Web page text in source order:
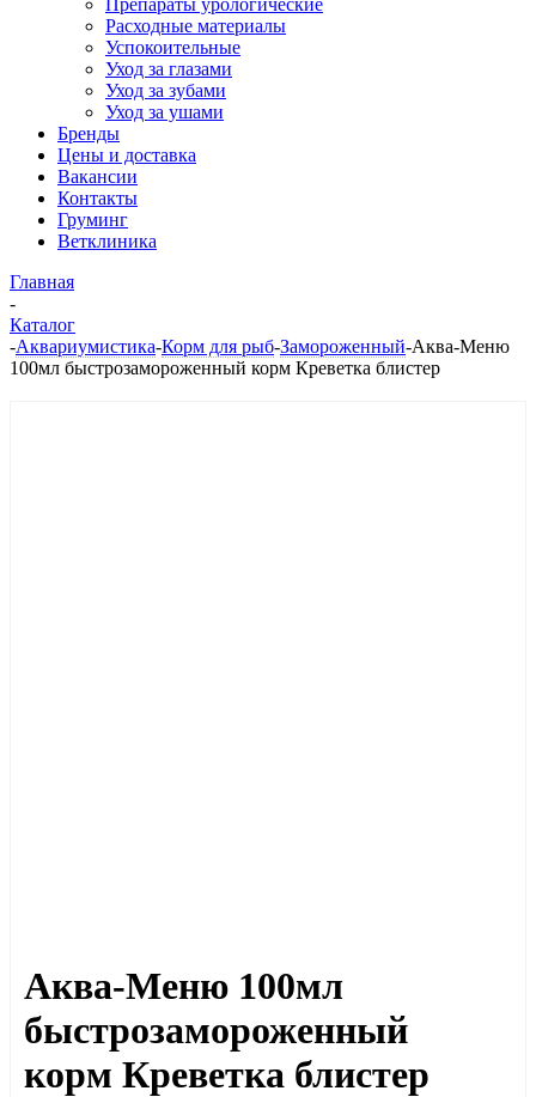
Препараты урологические
Расходные материалы
Успокоительные
Уход за глазами
Уход за зубами
Уход за ушами
Бренды
Цены и доставка
Вакансии
Контакты
Груминг
Ветклиника
Главная
-
Каталог
-Аквариумистика-Корм для рыб-Замороженный-Аква-Меню
100мл быстрозамороженный корм Креветка блистер
Аква-Меню 100мл
быстрозамороженный
корм Креветка блистер